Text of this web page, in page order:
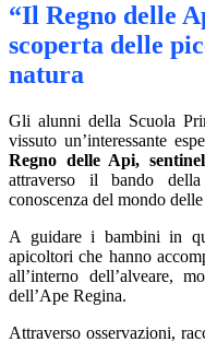
“Il Regno delle
scoperta delle
natura
Gli alunni della Scuola
vissuto un’interessante
Regno delle Api,
attraverso il bando
conoscenza del mondo
A guidare i bambini in
apicoltori che hanno
all’interno dell’alveare,
dell’Ape Regina.
Attraverso osservazioni,